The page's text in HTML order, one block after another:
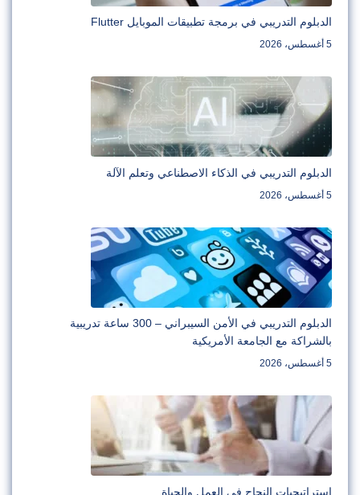
الدبلوم التدريبي في برمجة تطبيقات الموبايل Flutter
5 أغسطس، 2026
الدبلوم التدريبي في الذكاء الاصطناعي وتعلم الآلة
5 أغسطس، 2026
الدبلوم التدريبي في الأمن السيبراني – 300 ساعة تدريبية
بالشراكة مع الجامعة الأمريكية
5 أغسطس، 2026
استراتيجيات النجاح في العمل والحياة